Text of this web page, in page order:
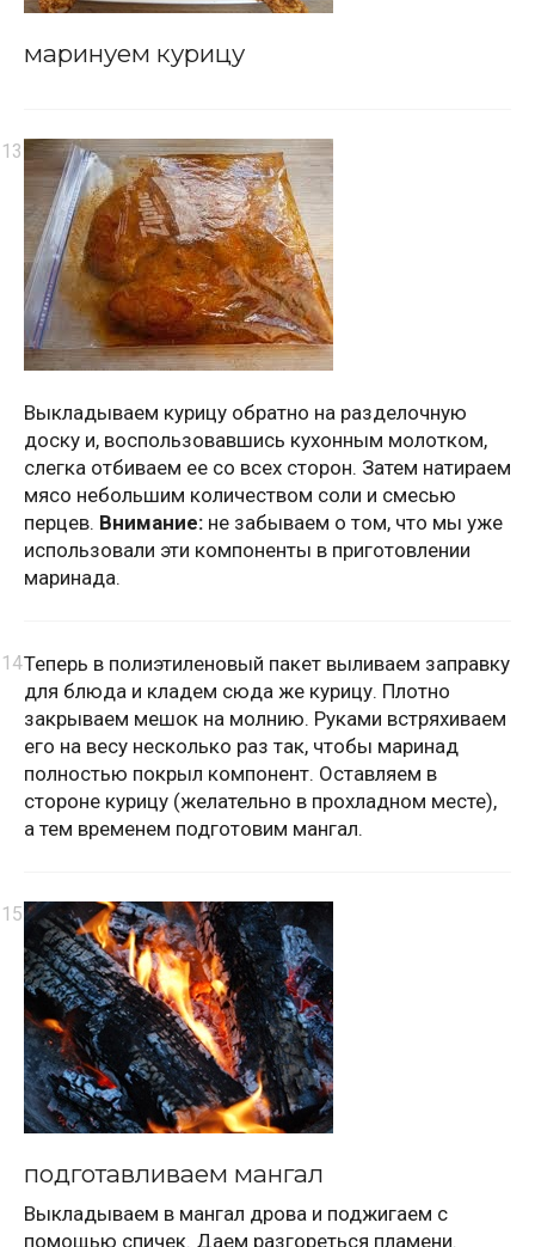
маринуем курицу
Выкладываем курицу обратно на разделочную
доску и, воспользовавшись кухонным молотком,
слегка отбиваем ее со всех сторон. Затем натираем
мясо небольшим количеством соли и смесью
перцев. Внимание: не забываем о том, что мы уже
использовали эти компоненты в приготовлении
маринада.
Теперь в полиэтиленовый пакет выливаем заправку
для блюда и кладем сюда же курицу. Плотно
закрываем мешок на молнию. Руками встряхиваем
его на весу несколько раз так, чтобы маринад
полностью покрыл компонент. Оставляем в
стороне курицу (желательно в прохладном месте),
а тем временем подготовим мангал.
подготавливаем мангал
Выкладываем в мангал дрова и поджигаем с
помощью спичек. Даем разгореться пламени.